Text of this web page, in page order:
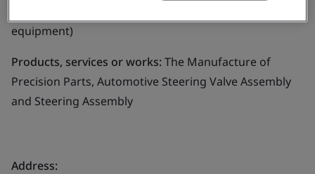
equipment)
Products, services or works:The Manufacture of
Precision Parts, Automotive Steering Valve Assembly
and Steering Assembly
Address: